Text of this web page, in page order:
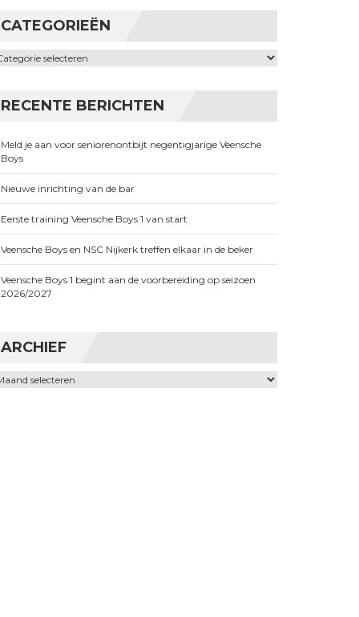
CATEGORIEËN
RECENTE BERICHTEN
Meld je aan voor seniorenontbijt negentigjarige Veensche
Boys
Nieuwe inrichting van de bar
Eerste training Veensche Boys 1 van start
Veensche Boys en NSC Nijkerk treffen elkaar in de beker
Veensche Boys 1 begint aan de voorbereiding op seizoen
2026/2027
ARCHIEF